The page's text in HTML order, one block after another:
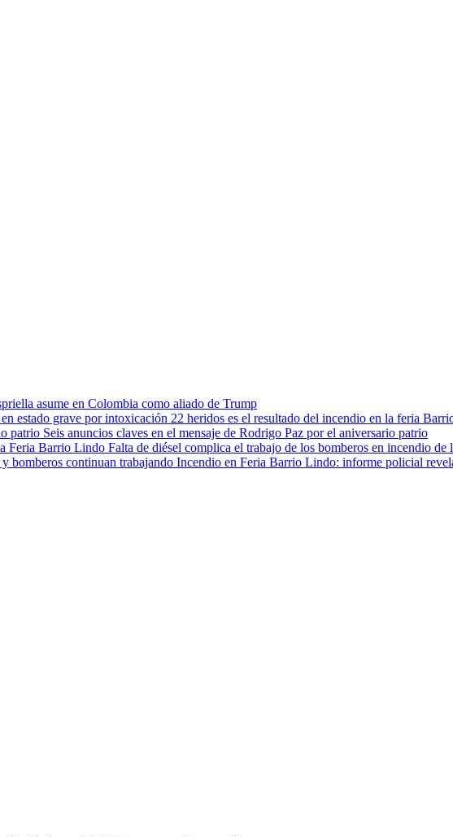
asume en Colombia como aliado de Trump
22 heridos es el resultado del incendio en la feria
Seis anuncios claves en el mensaje de Rodrigo Paz por el aniversario patrio
Falta de diésel complica el trabajo de los bomberos en incendio
Incendio en Feria Barrio Lindo: informe policial